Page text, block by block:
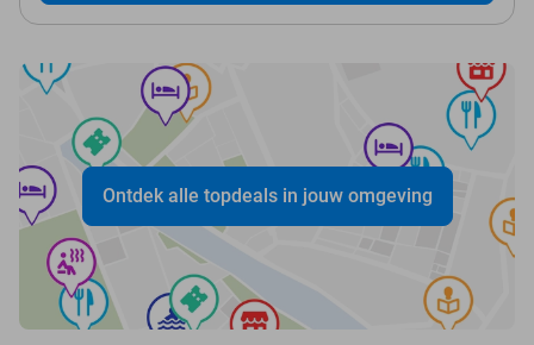
Ontdek alle topdeals in jouw omgeving